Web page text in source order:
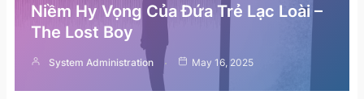
Niềm Hy Vọng Của Đứa Trẻ Lạc Loài –
The Lost Boy
System Administration May 16, 2025